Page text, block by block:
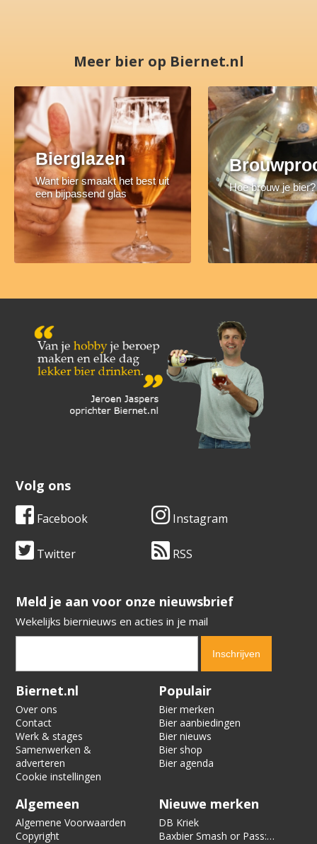
Meer bier op Biernet.nl
Bierglazen
Want bier smaakt het best uit
een bijpassend glas
Hoe brouw je bier?
Volg ons
Facebook Instagram
Twitter RSS
​​​​​​​Meld je aan voor onze nieuwsbrief
Wekelijks biernieuws en acties in je mail
Verification code:
Biernet.nl
Over ons
Contact
Werk & stages
Samenwerken &
adverteren
Cookie instellingen
Populair
Bier merken
Bier aanbiedingen
Bier nieuws
Bier shop
Bier agenda
Algemeen
Algemene Voorwaarden
Copyright
Nieuwe merken
DB Kriek
Baxbier Smash or Pass: